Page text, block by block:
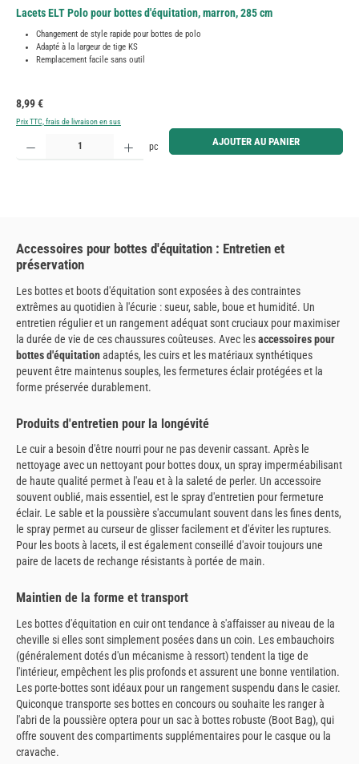
Lacets ELT Polo pour bottes d'équitation, marron, 285 cm
Changement de style rapide pour bottes de polo
Adapté à la largeur de tige KS
Remplacement facile sans outil
Prix régulier :
8,99 €
Prix TTC, frais de livraison en sus
Quantité de produit : Entrez la quantité souhaitée ou utilisez les boutons pour augmenter ou
pc AJOUTER AU PANIER
Accessoires pour bottes d'équitation : Entretien et
préservation
Les bottes et boots d'équitation sont exposées à des contraintes
extrêmes au quotidien à l'écurie : sueur, sable, boue et humidité. Un
entretien régulier et un rangement adéquat sont cruciaux pour maximiser
la durée de vie de ces chaussures coûteuses. Avec lesaccessoires pour
bottes d'équitationadaptés, les cuirs et les matériaux synthétiques
peuvent être maintenus souples, les fermetures éclair protégées et la
forme préservée durablement.
Produits d'entretien pour la longévité
Le cuir a besoin d'être nourri pour ne pas devenir cassant. Après le
nettoyage avec un nettoyant pour bottes doux, un spray imperméabilisant
de haute qualité permet à l'eau et à la saleté de perler. Un accessoire
souvent oublié, mais essentiel, est le spray d'entretien pour fermeture
éclair. Le sable et la poussière s'accumulant souvent dans les fines dents,
le spray permet au curseur de glisser facilement et d'éviter les ruptures.
Pour les boots à lacets, il est également conseillé d'avoir toujours une
paire de lacets de rechange résistants à portée de main.
Maintien de la forme et transport
Les bottes d'équitation en cuir ont tendance à s'affaisser au niveau de la
cheville si elles sont simplement posées dans un coin. Les embauchoirs
(généralement dotés d'un mécanisme à ressort) tendent la tige de
l'intérieur, empêchent les plis profonds et assurent une bonne ventilation.
Les porte-bottes sont idéaux pour un rangement suspendu dans le casier.
Quiconque transporte ses bottes en concours ou souhaite les ranger à
l'abri de la poussière optera pour un sac à bottes robuste (Boot Bag), qui
offre souvent des compartiments supplémentaires pour le casque ou la
cravache.